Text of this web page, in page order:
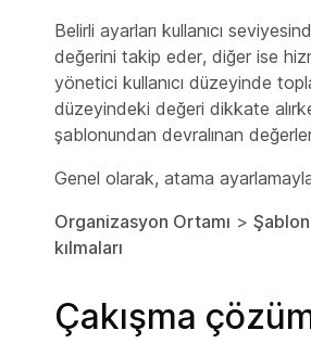
Belirli ayarları kullanıcı
değerini takip eder, diğer ise
yönetici kullanıcı düzeyinde
düzeyindeki değeri dikkate
şablonundan devralınan
Genel olarak, atama
Organizasyon Ortamı >
kılmaları
Çakışma